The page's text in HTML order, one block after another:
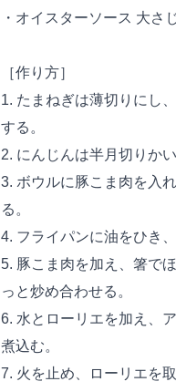
・オイスターソース 大さ
［作り方］
1. たまねぎは薄切りにし
する。
2. にんじんは半月切りか
3. ボウルに豚こま肉を入
る。
4. フライパンに油をひき
5. 豚こま肉を加え、箸で
っと炒め合わせる。
6. 水とローリエを加え、
煮込む。
7. 火を止め、ローリエを